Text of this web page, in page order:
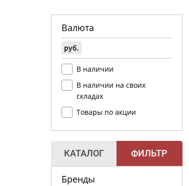
Валюта
руб.
В наличии
В наличии на своих
складах
Товары по акции
КАТАЛОГ ФИЛЬТР
Бренды